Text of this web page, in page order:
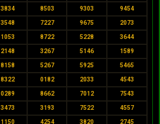
3834 8503 9303 9454
3548 7227 9675 2073
1053 8722 5228 3644
2148 3267 5146 1589
8158 5267 5925 5465
8322 0182 2033 4543
0289 8662 7012 7543
3473 3193 7522 4557
1150 4254 3820 2745